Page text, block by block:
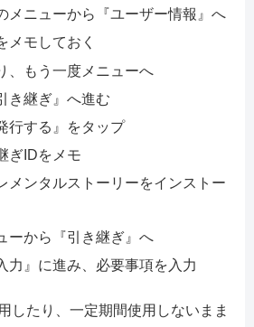
メニューから『ユーザー情報』へ
メモしておく
、もう一度メニューへ
き継ぎ』へ進む
行する』をタップ
ぎIDをメモ
メンタルストーリーをインストー
ーから『引き継ぎ』へ
力』に進み、必要事項を入力
したり、一定期間使用しないまま